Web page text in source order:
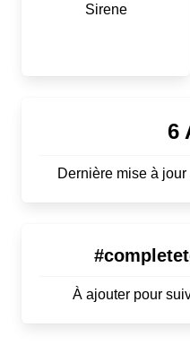
Sirene
6
Dernière mise à
À ajouter pour